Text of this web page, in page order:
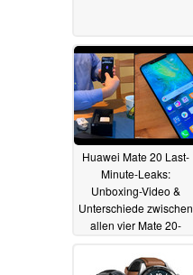
Huawei Mate 20 Last-
Minute-Leaks:
Unboxing-Video &
Unterschiede zwischen
allen vier Mate 20-